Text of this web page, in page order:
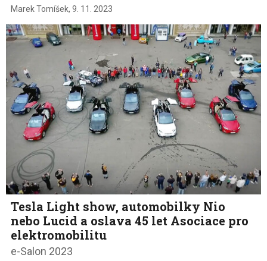
Marek Tomíšek, 9. 11. 2023
Tesla Light show, automobilky Nio
nebo Lucid a oslava 45 let Asociace pro
elektromobilitu
e-Salon 2023